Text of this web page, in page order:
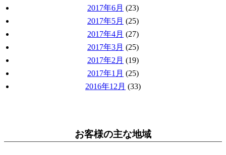
2017年6月 (23)
2017年5月 (25)
2017年4月 (27)
2017年3月 (25)
2017年2月 (19)
2017年1月 (25)
2016年12月 (33)
お客様の主な地域